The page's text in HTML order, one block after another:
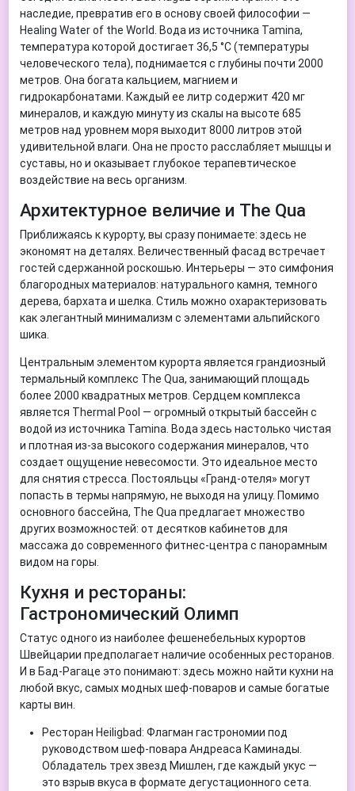
наследие, превратив его в основу своей философии —
Healing Water of the World. Вода из источника Tamina,
температура которой достигает 36,5 °C (температуры
человеческого тела), поднимается с глубины почти 2000
метров. Она богата кальцием, магнием и
гидрокарбонатами. Каждый ее литр содержит 420 мг
минералов, и каждую минуту из скалы на высоте 685
метров над уровнем моря выходит 8000 литров этой
удивительной влаги. Она не просто расслабляет мышцы и
суставы, но и оказывает глубокое терапевтическое
воздействие на весь организм.
Архитектурное величие и The Qua
Приближаясь к курорту, вы сразу понимаете: здесь не
экономят на деталях. Величественный фасад встречает
гостей сдержанной роскошью. Интерьеры — это симфония
благородных материалов: натурального камня, темного
дерева, бархата и шелка. Стиль можно охарактеризовать
как элегантный минимализм с элементами альпийского
шика.
Центральным элементом курорта является грандиозный
термальный комплекс The Qua, занимающий площадь
более 2000 квадратных метров. Сердцем комплекса
является Thermal Pool — огромный открытый бассейн с
водой из источника Tamina. Вода здесь настолько чистая
и плотная из-за высокого содержания минералов, что
создает ощущение невесомости. Это идеальное место
для снятия стресса. Постояльцы «Гранд-отеля» могут
попасть в термы напрямую, не выходя на улицу. Помимо
основного бассейна, The Qua предлагает множество
других возможностей: от десятков кабинетов для
массажа до современного фитнес-центра с панорамным
видом на горы.
Кухня и рестораны:
Гастрономический Олимп
Статус одного из наиболее фешенебельных курортов
Швейцарии предполагает наличие особенных ресторанов.
И в Бад-Рагаце это понимают: здесь можно найти кухни на
любой вкус, самых модных шеф-поваров и самые богатые
карты вин.
Ресторан Heiligbad: Флагман гастрономии под
руководством шеф-повара Андреаса Каминады.
Обладатель трех звезд Мишлен, где каждый укус —
это взрыв вкуса в формате дегустационного сета.